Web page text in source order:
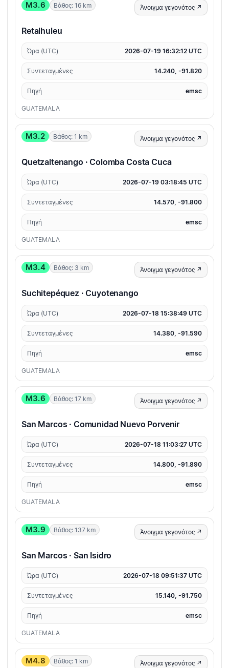
M3.6 Βάθος: 16 km Άνοιγμα γεγονότος ↗
Retalhuleu
Ώρα (UTC) 2026-07-19 16:32:12 UTC
Συντεταγμένες 14.240, -91.820
Πηγή emsc
GUATEMALA
M3.2 Βάθος: 1 km Άνοιγμα γεγονότος ↗
Quetzaltenango · Colomba Costa Cuca
Ώρα (UTC) 2026-07-19 03:18:45 UTC
Συντεταγμένες 14.570, -91.800
Πηγή emsc
GUATEMALA
M3.4 Βάθος: 3 km Άνοιγμα γεγονότος ↗
Suchitepéquez · Cuyotenango
Ώρα (UTC) 2026-07-18 15:38:49 UTC
Συντεταγμένες 14.380, -91.590
Πηγή emsc
GUATEMALA
M3.6 Βάθος: 17 km Άνοιγμα γεγονότος ↗
San Marcos · Comunidad Nuevo Porvenir
Ώρα (UTC) 2026-07-18 11:03:27 UTC
Συντεταγμένες 14.800, -91.890
Πηγή emsc
GUATEMALA
M3.9 Βάθος: 137 km Άνοιγμα γεγονότος ↗
San Marcos · San Isidro
Ώρα (UTC) 2026-07-18 09:51:37 UTC
Συντεταγμένες 15.140, -91.750
Πηγή emsc
GUATEMALA
M4.8 Βάθος: 1 km Άνοιγμα γεγονότος ↗